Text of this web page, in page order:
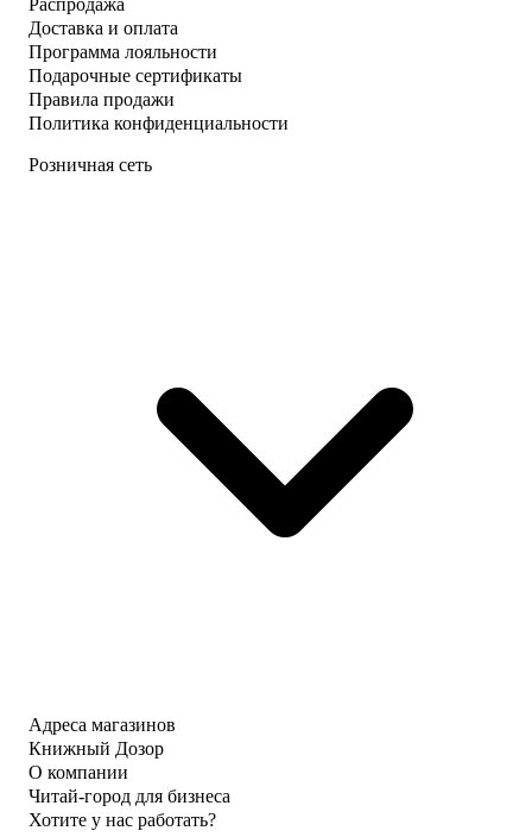
Распродажа
Доставка и оплата
Программа лояльности
Подарочные сертификаты
Правила продажи
Политика конфиденциальности
Розничная сеть
Адреса магазинов
Книжный Дозор
О компании
Читай-город для бизнеса
Хотите у нас работать?